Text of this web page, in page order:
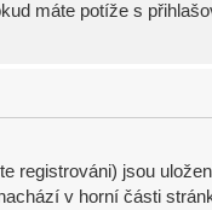
máte potíže s
registrováni) jsou
v horní části